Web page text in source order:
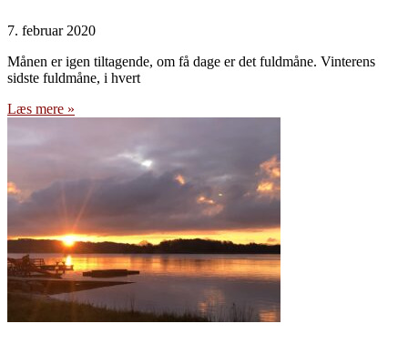
7. februar 2020
Månen er igen tiltagende, om få dage er det fuldmåne. Vinterens
sidste fuldmåne, i hvert
Læs mere »